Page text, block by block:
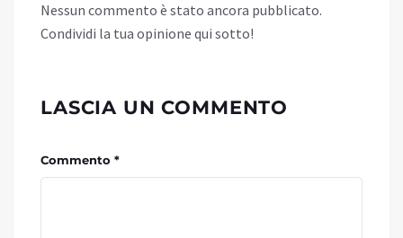
Nessun commento è stato ancora pubblicato.
Condividi la tua opinione qui sotto!
LASCIA UN COMMENTO
Commento *